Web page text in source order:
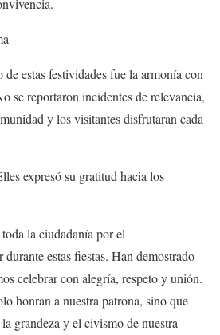
de estas festividades fue la armonía con
se reportaron incidentes de relevancia,
y los visitantes disfrutaran cada
expresó su gratitud hacia los
la ciudadanía por el
estas fiestas. Han demostrado
celebrar con alegría, respeto y unión.
honran a nuestra patrona, sino que
grandeza y el civismo de nuestra